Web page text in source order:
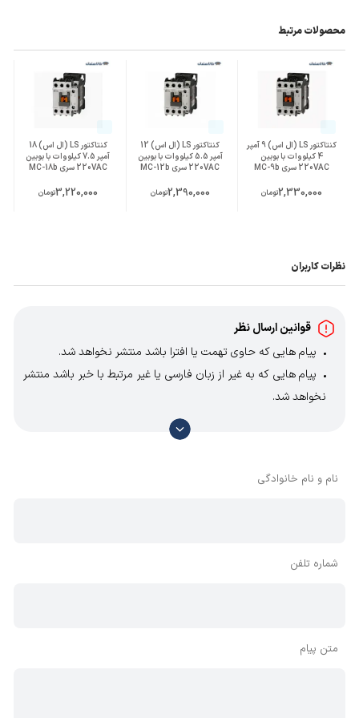
محصولات مرتبط
کنتاکتور LS (ال اس) 9 آمپر
4 کیلووات با بوبین
220VAC سری MC-9b
2,330,000تومان
کنتاکتور LS (ال اس) 12
آمپر 5.5 کیلووات با بوبین
220VAC سری MC-12b
2,390,000تومان
کنتاکتور LS (ال اس) 18
آمپر 7.5 کیلووات با بوبین
220VAC سری MC-18b
3,220,000تومان
نظرات کاربران
قوانین ارسال نظر
پیام هایی که حاوی تهمت یا افترا باشد منتشر نخواهد شد.
پیام هایی که به غیر از زبان فارسی یا غیر مرتبط با خبر باشد منتشر
نخواهد شد.
با توجه به آن که امکان موافقت یا مخالفت با محتوای نظرات
وجود دارد، معمولا نظراتی که محتوای مشابه دارند، انتشار نمی‌یابند
نام و نام خانوادگی
شماره تلفن
متن پیام